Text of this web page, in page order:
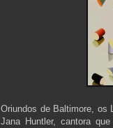
Oriundos de Baltimore, os
Jana Huntler, cantora